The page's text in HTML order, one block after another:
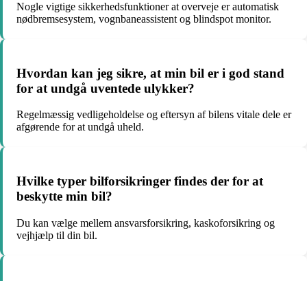
Nogle vigtige sikkerhedsfunktioner at overveje er automatisk
nødbremsesystem, vognbaneassistent og blindspot monitor.
Hvordan kan jeg sikre, at min bil er i god stand
for at undgå uventede ulykker?
Regelmæssig vedligeholdelse og eftersyn af bilens vitale dele er
afgørende for at undgå uheld.
Hvilke typer bilforsikringer findes der for at
beskytte min bil?
Du kan vælge mellem ansvarsforsikring, kaskoforsikring og
vejhjælp til din bil.